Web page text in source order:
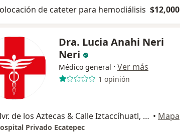
de cateter para hemodiálisis $12,000
Dra. Lucia Anahi Neri
Neri
Médico general · Ver más
1 opinión
Blvr. de los Aztecas & Calle Iztaccíhuatl, Manzana 003, Cd Azteca 3ra Secc, Ecatepec de Morelos • Mapa
Privado Ecatepec